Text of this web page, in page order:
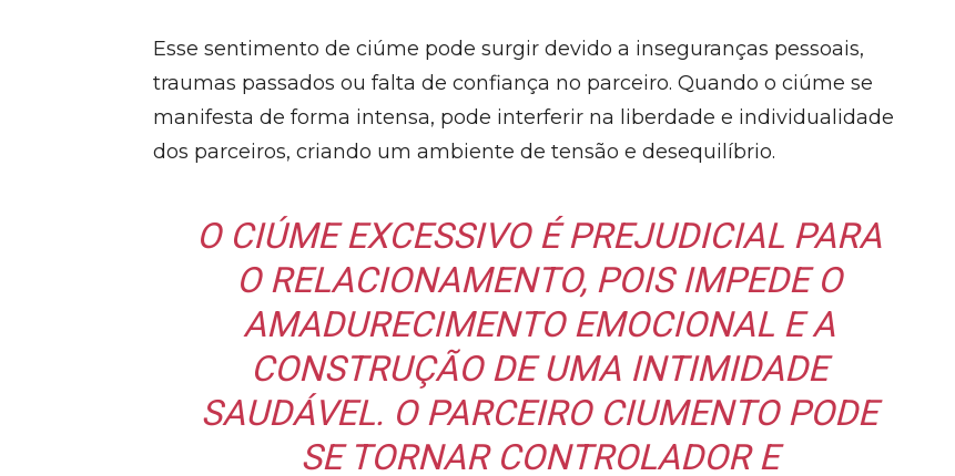
Esse sentimento de ciúme pode surgir devido a inseguranças pessoais,
traumas passados ou falta de confiança no parceiro. Quando o ciúme se
manifesta de forma intensa, pode interferir na liberdade e individualidade
dos parceiros, criando um ambiente de tensão e desequilíbrio.
O CIÚME EXCESSIVO É PREJUDICIAL PARA
O RELACIONAMENTO, POIS IMPEDE O
AMADURECIMENTO EMOCIONAL E A
CONSTRUÇÃO DE UMA INTIMIDADE
SAUDÁVEL. O PARCEIRO CIUMENTO PODE
SE TORNAR CONTROLADOR E